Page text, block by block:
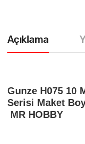
Açıklama
Gunze H075 10
Serisi Maket
MR HOBBY